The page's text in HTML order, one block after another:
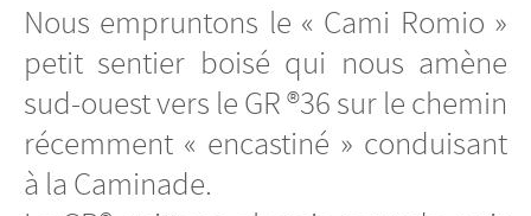
Nous empruntons le « Cami Romio »
petit sentier boisé qui nous amène
sud-ouest vers le GR ®36 sur le chemin
récemment « encastiné » conduisant
à la Caminade.